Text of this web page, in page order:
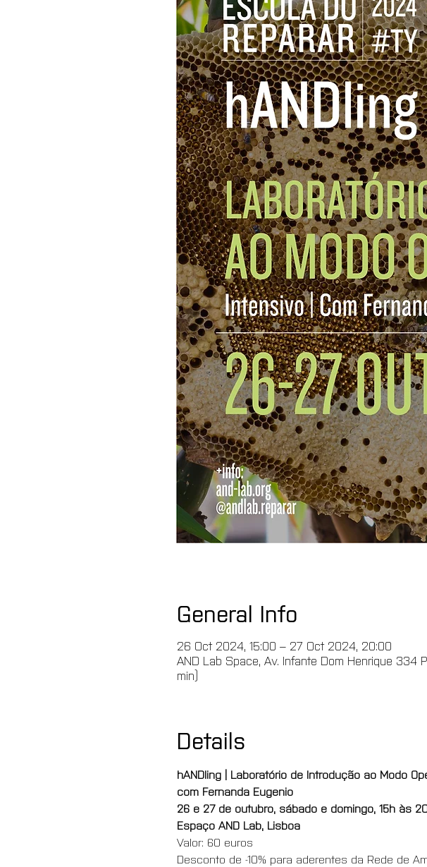
General Info
26 Oct 2024, 15:00 – 27 Oct 2024, 20:00
AND Lab Space, Av. Infante Dom Henrique 334
min)
Details
hANDling | Laboratório de Introdução ao Modo
com Fernanda Eugenio
26 e 27 de outubro, sábado e domingo, 15h às
Espaço AND Lab, Lisboa
Valor: 60 euros
Desconto de -10% para aderentes da Rede de